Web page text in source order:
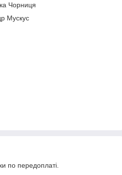
Чорниця
Мускус
по передоплаті.